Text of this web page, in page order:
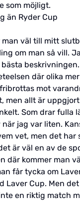
som möjligt.
än Ryder Cup
man väl till mitt
om man så vill.
där olika
mot
men allt är
Som drar fulla
jag var liten.
vet, men det har
är väl en av de
där kommer man
får tycka om
Laver Cup. Men
en riktig match